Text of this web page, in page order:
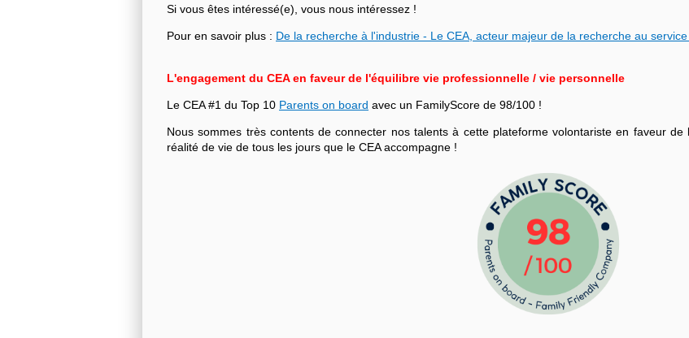
Si vous êtes intéressé(e), vous nous intéressez !
Pour en savoir plus : De la recherche à l'industrie - Le CEA, acteur majeur de la recherche au
L'engagement du CEA en faveur de l'équilibre vie professionnelle / vie personnelle
Le CEA #1 du Top 10 Parents on board avec un FamilyScore de 98/100 !
Nous sommes très contents de connecter nos talents à cette plateforme volontariste en faveur de
réalité de vie de tous les jours que le CEA accompagne !